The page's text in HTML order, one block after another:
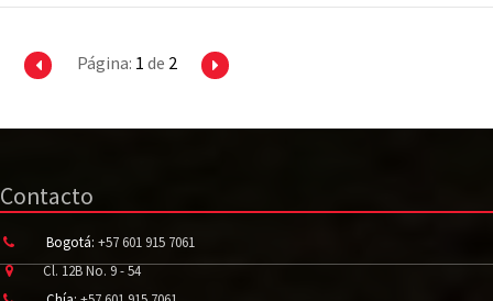
Página: 1 de 2
Contacto
Bogotá: +57 601 915 7061
Cl. 12B No. 9 - 54